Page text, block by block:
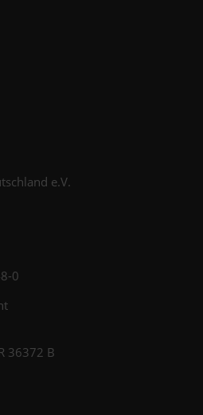
e.V.
0
36372 B